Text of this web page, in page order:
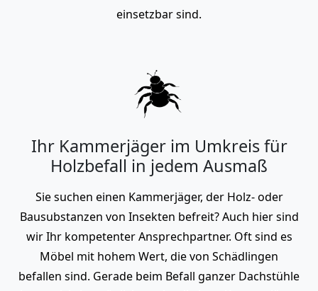
einsetzbar sind.
Ihr Kammerjäger im Umkreis für
Holzbefall in jedem Ausmaß
Sie suchen einen Kammerjäger, der Holz- oder
Bausubstanzen von Insekten befreit? Auch hier sind
wir Ihr kompetenter Ansprechpartner. Oft sind es
Möbel mit hohem Wert, die von Schädlingen
befallen sind. Gerade beim Befall ganzer Dachstühle